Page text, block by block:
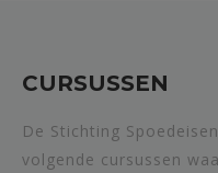
CURSUSSEN
De Stichting
volgende cursussen